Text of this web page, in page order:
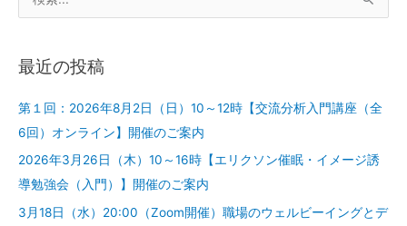
象
:
最近の投稿
第１回：2026年8月2日（日）10～12時【交流分析入門講座（全
6回）オンライン】開催のご案内
2026年3月26日（木）10～16時【エリクソン催眠・イメージ誘
導勉強会（入門）】開催のご案内
3月18日（水）20:00（Zoom開催）職場のウェルビーイングとデ